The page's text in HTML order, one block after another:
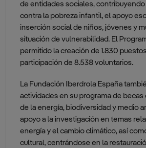
de entidades sociales, contribuyendo
contra la pobreza infantil, el apoyo
inserción social de niños, jóvenes y
situación de vulnerabilidad. El
permitido la creación de 1.830
participación de 8.538 voluntarios.
La Fundación Iberdrola España
actividades en su programa de becas
de la energía, biodiversidad y medio
apoyo a la investigación en temas
energía y el cambio climático, así
cultural, centrándose en la